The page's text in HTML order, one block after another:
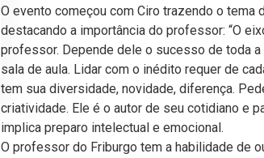
O evento começou com Ciro trazendo o tema
destacando a importância do professor: “O
professor. Depende dele o sucesso de toda
sala de aula. Lidar com o inédito requer de
tem sua diversidade, novidade, diferença.
criatividade. Ele é o autor de seu cotidiano e
implica preparo intelectual e emocional.
O professor do Friburgo tem a habilidade de